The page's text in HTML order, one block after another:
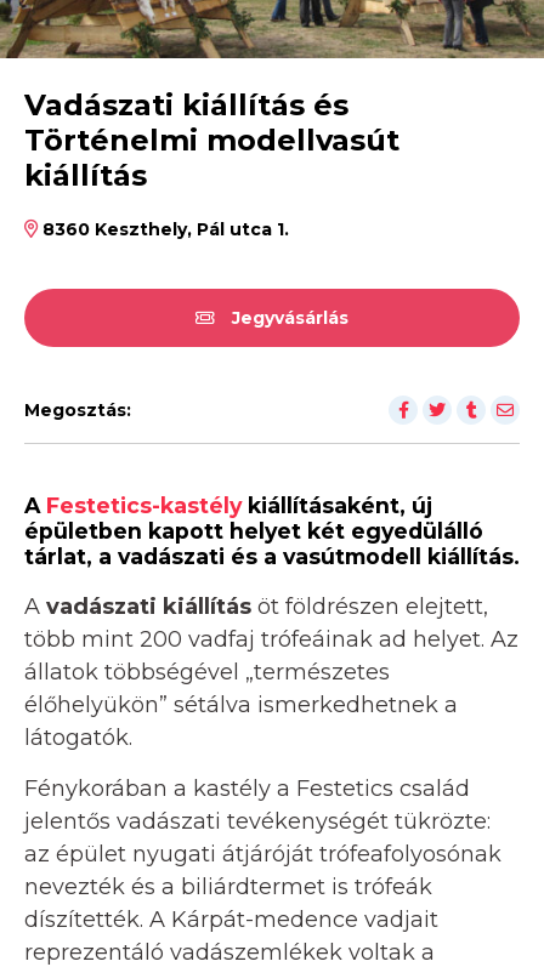
Vadászati kiállítás és
Történelmi modellvasút
kiállítás
8360 Keszthely, Pál utca 1.
Jegyvásárlás
Megosztás:
A Festetics-kastélykiállításaként, új
épületben kapott helyet két egyedülálló
tárlat, a vadászati és a vasútmodell kiállítás.
A vadászati kiállítás öt földrészen elejtett,
több mint 200 vadfaj trófeáinak ad helyet. Az
állatok többségével „természetes
élőhelyükön” sétálva ismerkedhetnek a
látogatók.
Fénykorában a kastély a Festetics család
jelentős vadászati tevékenységét tükrözte:
az épület nyugati átjáróját trófeafolyosónak
nevezték és a biliárdtermet is trófeák
díszítették. A Kárpát-medence vadjait
reprezentáló vadászemlékek voltak a